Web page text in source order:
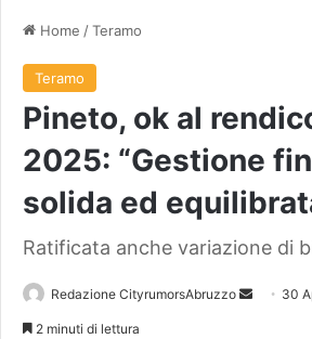
Home /Teramo
Teramo
Pineto, ok al
2025: “Gestione
solida ed
Ratificata anche variazione di
Redazione CityrumorsAbruzzo 30
2 minuti di lettura